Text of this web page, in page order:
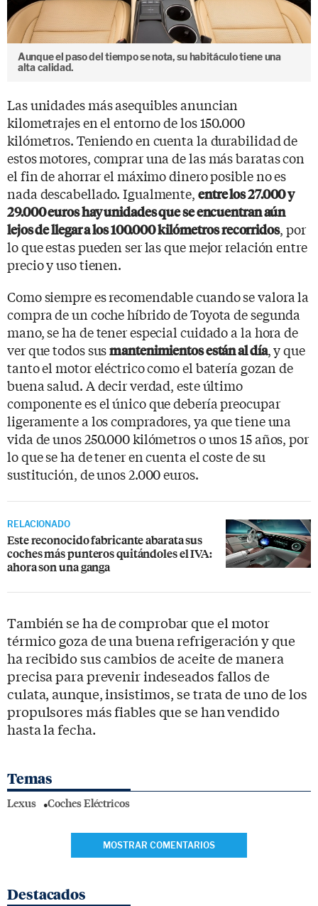
Aunque el paso del tiempo se nota, su habitáculo tiene una
alta calidad.
Las unidades más asequibles anuncian
kilometrajes en el entorno de los 150.000
kilómetros. Teniendo en cuenta la durabilidad de
estos motores, comprar una de las más baratas con
el fin de ahorrar el máximo dinero posible no es
nada descabellado. Igualmente, entre los 27.000 y
29.000 euros hay unidades que se encuentran aún
lejos de llegar a los 100.000 kilómetros recorridos, por
lo que estas pueden ser las que mejor relación entre
precio y uso tienen.
Como siempre es recomendable cuando se valora la
compra de un coche híbrido de Toyota de segunda
mano, se ha de tener especial cuidado a la hora de
ver que todos susmantenimientos están al día, y que
tanto el motor eléctrico como el batería gozan de
buena salud. A decir verdad, este último
componente es el único que debería preocupar
ligeramente a los compradores, ya que tiene una
vida de unos 250.000 kilómetros o unos 15 años, por
lo que se ha de tener en cuenta el coste de su
sustitución, de unos 2.000 euros.
RELACIONADO
Este reconocido fabricante abarata sus
coches más punteros quitándoles el IVA:
ahora son una ganga
También se ha de comprobar que el motor
térmico goza de una buena refrigeración y que
ha recibido sus cambios de aceite de manera
precisa para prevenir indeseados fallos de
culata, aunque, insistimos, se trata de uno de los
propulsores más fiables que se han vendido
hasta la fecha.
Temas
Lexus Coches Eléctricos
MOSTRAR COMENTARIOS
Destacados